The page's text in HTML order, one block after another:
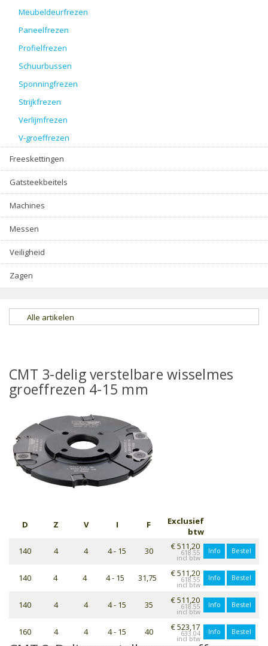
Meubeldeurfrezen
Paneelfrezen
Profielfrezen
Schuurbussen
Sponningfrezen
Strijkfrezen
Verlijmfrezen
V-groeffrezen
Freeskettingen
Gatsteekbeitels
Machines
Messen
Veiligheid
Zagen
Alle artikelen
CMT 3-delig verstelbare wisselmes
groeffrezen 4-15 mm
D Z V I F
Exclusief
btw
140
4 4 4 - 15 30 € 511,20
618.55 Info Bestel
140 4 4 4 - 15 31,75 € 511,20
618.55 Info Bestel
140 4 4 4 - 15 35 € 511,20
618.55 Info Bestel
160 4 4 4 - 15 40 € 523,17
633.04 Info Bestel